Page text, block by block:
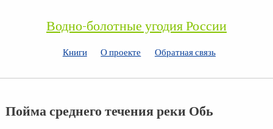
Водно-болотные угодия России
Книги О проекте Обратная связь
Пойма среднего течения реки Обь